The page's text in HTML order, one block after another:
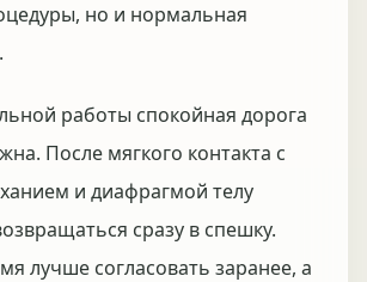
но и нормальная
работы спокойная дорога
После мягкого контакта с
и диафрагмой телу
сразу в спешку.
лучше согласовать заранее, а